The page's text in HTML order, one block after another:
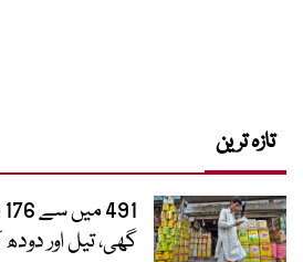
تازہ ترین
گھی، تیل اور